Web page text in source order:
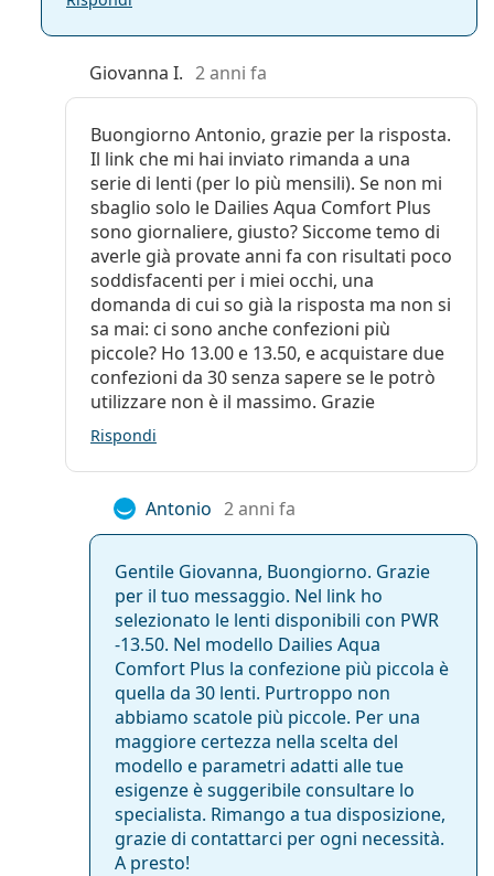
Giovanna I. 2 anni fa
Buongiorno Antonio, grazie per la risposta.
Il link che mi hai inviato rimanda a una
serie di lenti (per lo più mensili). Se non mi
sbaglio solo le Dailies Aqua Comfort Plus
sono giornaliere, giusto? Siccome temo di
averle già provate anni fa con risultati poco
soddisfacenti per i miei occhi, una
domanda di cui so già la risposta ma non si
sa mai: ci sono anche confezioni più
piccole? Ho 13.00 e 13.50, e acquistare due
confezioni da 30 senza sapere se le potrò
utilizzare non è il massimo. Grazie
Rispondi
Antonio 2 anni fa
Gentile Giovanna, Buongiorno. Grazie
per il tuo messaggio. Nel link ho
selezionato le lenti disponibili con PWR
-13.50. Nel modello Dailies Aqua
Comfort Plus la confezione più piccola è
quella da 30 lenti. Purtroppo non
abbiamo scatole più piccole. Per una
maggiore certezza nella scelta del
modello e parametri adatti alle tue
esigenze è suggeribile consultare lo
specialista. Rimango a tua disposizione,
grazie di contattarci per ogni necessità.
A presto!